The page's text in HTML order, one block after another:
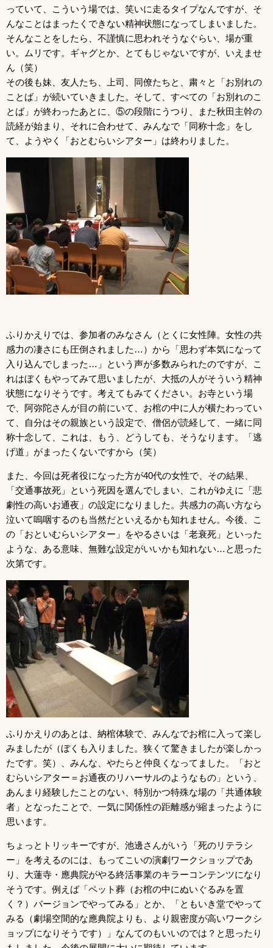
っていて、こういう場では、笑いに走るタイプなんですが、そ
んなことはまったくできない精神状態になってしまいました。
そんなことをしたら、不謹慎に思われそうなぐらい、場が重
い。ムリです。ギャグとか、とてもじゃないですが、いえませ
ん（笑）
その後も妹、友人たち、上司、同僚たちと、粛々と「お別れの
ことば」が続いていきました。そして、すべての「お別れのこ
とば」が終わったあとに、⑤の段階にうつり、また秋田主幹の
読経が始まり、それに合わせて、みんなで「同称十念」をし
て、ようやく「おとむらいシアター」は終わりました。
ふりかえりでは、参加者のみなさん（とくに女性陣。女性の共
感力の凄さにも圧倒されました…）から「思わず本気になって
入り込んでしまった…」という声が多数みられたのですが、こ
れはぼくもやってみて思いましたが、大抵の人がそういう精神
状態になりそうです。考えてもみてください。お寺という場
で、阿弥陀さんが目の前にいて、お棺の中に人が横たわってい
て、自分はその親族という設定で、僧侶が読経して、一緒に同
称十念して、これは、もう、どうしても、そうなります。「逃
げ道」がまったくないですから（笑）
また、今回は死者役になった方が40代の女性で、その結果、
「交通事故死」という死因を選んでしまい、これがゆえに「悲
劇性の高いお通夜」の設定になりました。共感力の高い方なら
泣いて嗚咽するのも当然だといえるかも知れません。今後、こ
の「おといむらいシアター」をやるさいは「老衰死」といった
ような、ある意味、無難な設定がいいかも知れない…と思った
次第です。
ふりかえりのあとは、納棺体験で、みんなでお棺に入って楽し
みましたが（ぼくも入りました。狭くて驚きましたが楽しかっ
たです。笑）、みんな、やたらと仲良くなってました。「おと
むらいシアター＝お通夜のリハーサルのようなもの」という、
あんまり経験したことのない、特別かつ特殊な場の「共通体験
者」となったことで、一気に関係性の距離感が縮まったように
思います。
ちょっとトリッキーですが、池邊さんがいう「死のリテラシ
ー」を考えるのには、もってこいの演劇ワークショップであ
り、大蓮寺・應典院がやる終活事業のキラーコンテンツになり
そうです。例えば「ペット葬（お棺の中にぬいぐるみを置
く？）バージョンでやってみる」とか、「ともいき堂でやって
みる（劇場空間的な應典院よりも、より親密度が高いワークシ
ョップになりそうです）」なんてのもいいのでは？と思ったり